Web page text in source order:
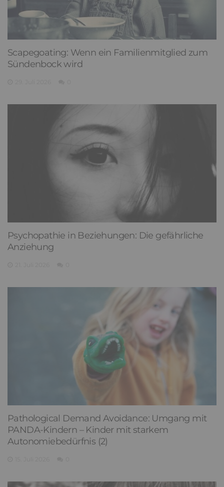
Scapegoating: Wenn ein Familienmitglied zum
Sündenbock wird
Psychopathie in Beziehungen: Die gefährliche
Anziehung
Pathological Demand Avoidance: Umgang mit
PANDA-Kindern – Kinder mit starkem
Autonomiebedürfnis (2)